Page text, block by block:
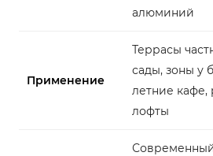
алюминий
Применение
Террасы
сады, зоны у
летние кафе,
лофты